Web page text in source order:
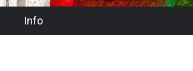
Info